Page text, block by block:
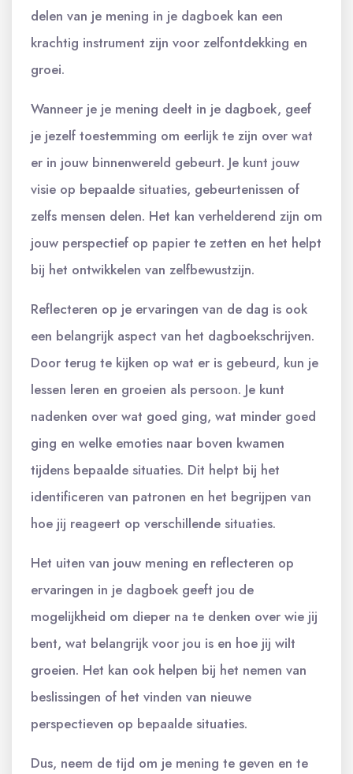
delen van je mening in je dagboek kan een
krachtig instrument zijn voor zelfontdekking en
groei.
Wanneer je je mening deelt in je dagboek, geef
je jezelf toestemming om eerlijk te zijn over wat
er in jouw binnenwereld gebeurt. Je kunt jouw
visie op bepaalde situaties, gebeurtenissen of
zelfs mensen delen. Het kan verhelderend zijn om
jouw perspectief op papier te zetten en het helpt
bij het ontwikkelen van zelfbewustzijn.
Reflecteren op je ervaringen van de dag is ook
een belangrijk aspect van het dagboekschrijven.
Door terug te kijken op wat er is gebeurd, kun je
lessen leren en groeien als persoon. Je kunt
nadenken over wat goed ging, wat minder goed
ging en welke emoties naar boven kwamen
tijdens bepaalde situaties. Dit helpt bij het
identificeren van patronen en het begrijpen van
hoe jij reageert op verschillende situaties.
Het uiten van jouw mening en reflecteren op
ervaringen in je dagboek geeft jou de
mogelijkheid om dieper na te denken over wie jij
bent, wat belangrijk voor jou is en hoe jij wilt
groeien. Het kan ook helpen bij het nemen van
beslissingen of het vinden van nieuwe
perspectieven op bepaalde situaties.
Dus, neem de tijd om je mening te geven en te